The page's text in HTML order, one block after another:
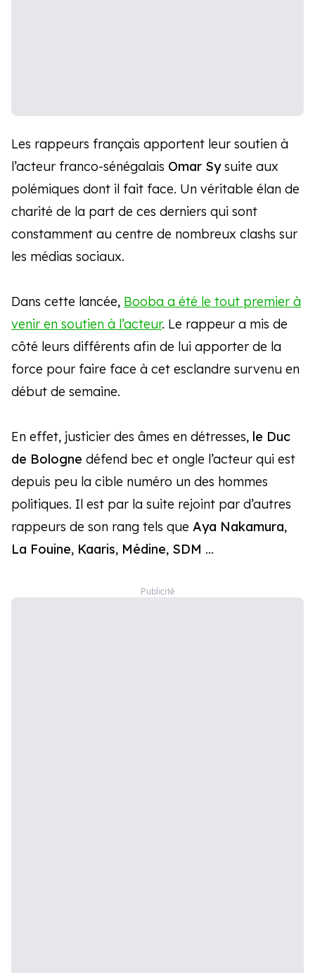
Les rappeurs français apportent leur soutien à
l’acteur franco-sénégalais Omar Sysuite aux
polémiques dont il fait face. Un véritable élan de
charité de la part de ces derniers qui sont
constamment au centre de nombreux clashs sur
les médias sociaux.
Dans cette lancée, Booba a été le tout premier à
venir en soutien à l’acteur. Le rappeur a mis de
côté leurs différents afin de lui apporter de la
force pour faire face à cet esclandre survenu en
début de semaine.
En effet, justicier des âmes en détresses, le Duc
de Bologne défend bec et ongle l’acteur qui est
depuis peu la cible numéro un des hommes
politiques. Il est par la suite rejoint par d’autres
rappeurs de son rang tels que Aya Nakamura,
La Fouine, Kaaris, Médine, SDM …